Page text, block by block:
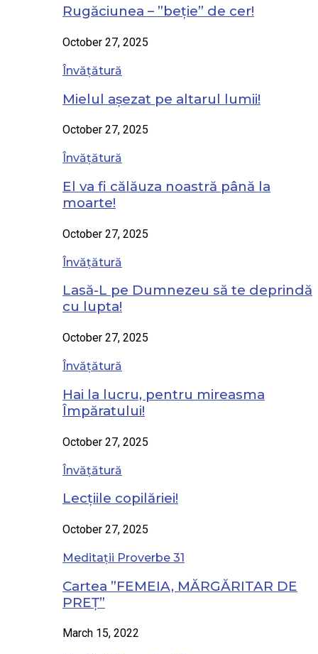
Rugăciunea – ”beție” de cer!
October 27, 2025
Învățătură
Mielul așezat pe altarul lumii!
October 27, 2025
Învățătură
El va fi călăuza noastră până la
moarte!
October 27, 2025
Învățătură
Lasă-L pe Dumnezeu să te deprindă
cu lupta!
October 27, 2025
Învățătură
Hai la lucru, pentru mireasma
Împăratului!
October 27, 2025
Învățătură
Lecțiile copilăriei!
October 27, 2025
Meditații Proverbe 31
Cartea ”FEMEIA, MĂRGĂRITAR DE
PREȚ”
March 15, 2022